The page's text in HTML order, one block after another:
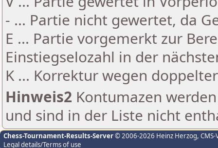
- ... Partie nicht gewertet, da
E ... Partie vorgemerkt zur
Einstiegselozahl in der
K ... Korrektur wegen
Hinweis2 Kontumazen
und sind in der Liste nicht
Chess-Tournament-Results-Server© 2006-2026 Heinz Herzog,
Legal details/Terms of use